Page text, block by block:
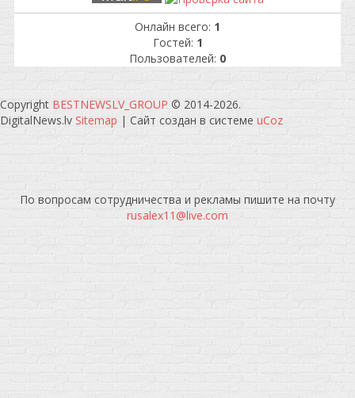
Онлайн всего: 1
Гостей: 1
Пользователей: 0
Copyright BESTNEWSLV_GROUP © 2014-2026.
DigitalNews.lv Sitemap | Сайт создан в системе uCoz
По вопросам сотрудничества и рекламы пишите на почту
rusalex11@live.com